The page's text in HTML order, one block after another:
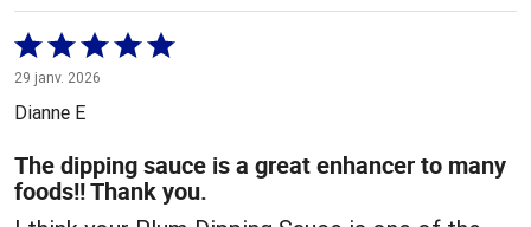
Coté
5 sur
5
29 janv. 2026
Dianne E
The dipping sauce is a great enhancer to many
foods!! Thank you.